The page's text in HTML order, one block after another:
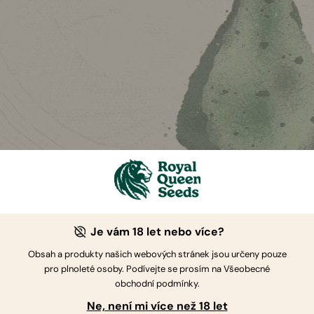
Že Jste Moc Zhuleni
na předávkování neumřete. Nicméně ještě není všemu
se příliš zhulíte, tak se mohou stát špatné věci. Jinými slovy,
specifických problémů, na které byste si měli v tomto stavu
Je vám 18 let nebo více?
Obsah a produkty našich webových stránek jsou určeny pouze
pro plnoleté osoby. Podívejte se prosím na Všeobecné
obchodní podmínky.
Ne, není mi více než 18 let